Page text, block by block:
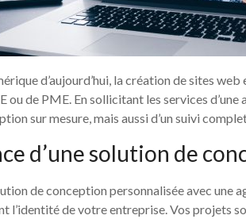
d’aujourd’hui, la création de sites
ou de PME. En sollicitant les services
sur mesure, mais aussi d’un suivi
d’une solution de
de conception personnalisée avec une
l’identité de votre entreprise. Vos projets